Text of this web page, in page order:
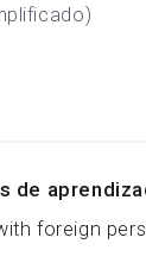
de
foreign